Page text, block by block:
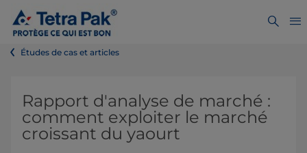
Études de cas et articles
Rapport d'analyse de marché :
comment exploiter le marché
croissant du yaourt